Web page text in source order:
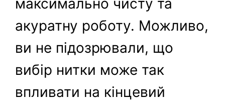
максимально чисту та
акуратну роботу. Можливо,
ви не підозрювали, що
вибір нитки може так
впливати на кінцевий